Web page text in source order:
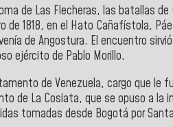
de Las Flecheras, las batallas de
de 1818, en el Hato Cañafístola,
de Angostura. El encuentro
ejército de Pablo Morillo.
de Venezuela, cargo que le
de La Cosiata, que se opuso a la
tomadas desde Bogotá por